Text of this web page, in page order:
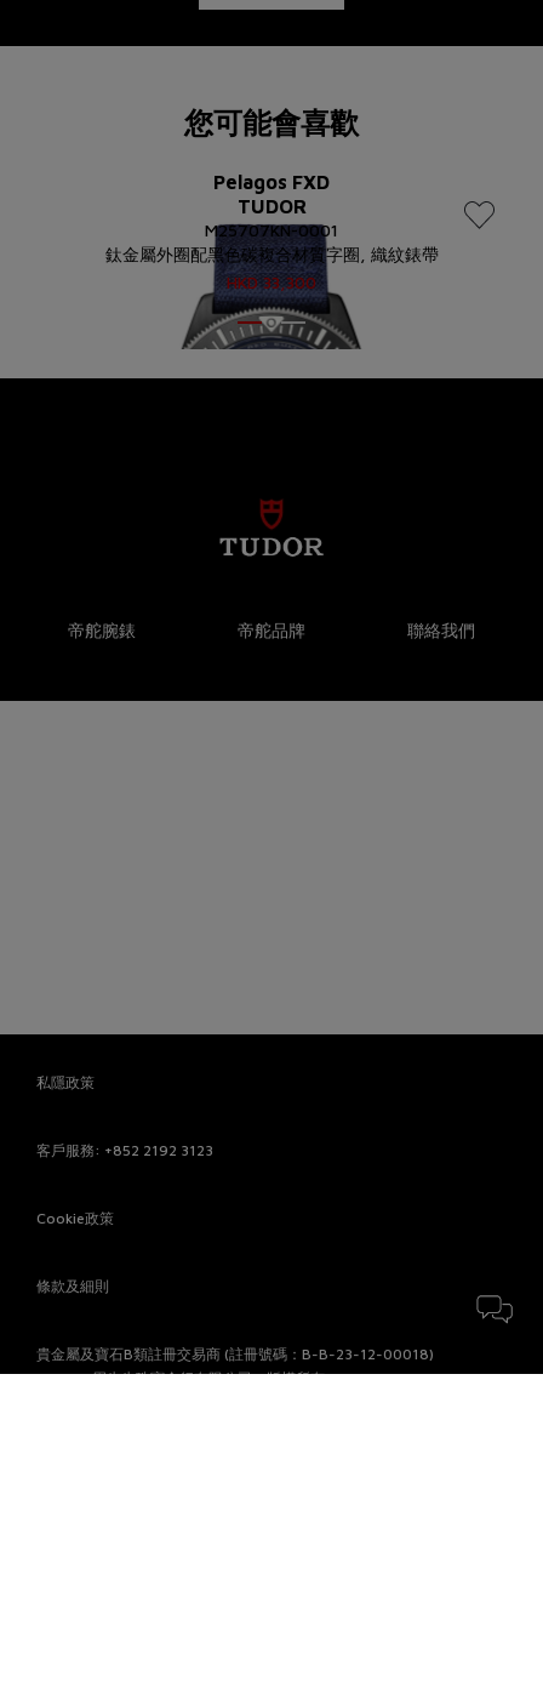
您可能會喜歡
Pelagos FXD
TUDOR
M25707KN-0001
鈦金屬外圈配黑色碳複合材質字圈, 織紋錶帶
HKD 33,300
帝舵腕錶 帝舵品牌 聯絡我們
私隱政策
客戶服務: +852 2192 3123
Cookie政策
條款及細則
貴金屬及寶石B類註冊交易商 (註冊號碼：B-B-23-12-00018)
© 2026 周生生珠寶金行有限公司。版權所有。